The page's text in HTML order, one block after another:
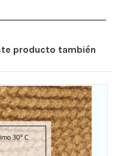
producto también